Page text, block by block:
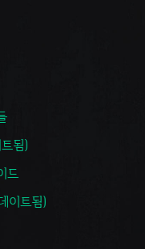
됨)
드
이트됨)